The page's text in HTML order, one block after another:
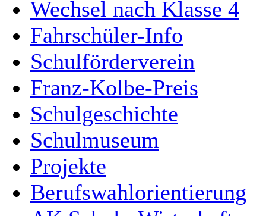
Wechsel nach Klasse 4
Fahrschüler-Info
Schulförderverein
Franz-Kolbe-Preis
Schulgeschichte
Schulmuseum
Projekte
Berufswahlorientierung